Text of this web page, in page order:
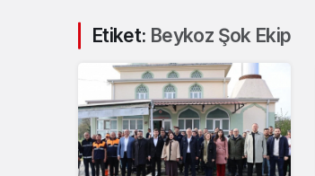
Etiket: Beykoz Şok Ekip